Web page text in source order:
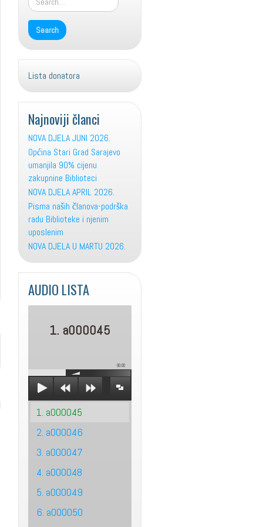
Lista donatora
Najnoviji članci
NOVA DJELA JUNI 2026.
Općina Stari Grad Sarajevo
umanjila 90% cijenu
zakupnine Biblioteci
NOVA DJELA APRIL 2026.
Pisma naših članova-podrška
radu Biblioteke i njenim
uposlenim
NOVA DJELA U MARTU 2026.
AUDIO LISTA
1. a000045
00:00
1. a000045
2. a000046
3. a000047
4. a000048
5. a000049
6. a000050